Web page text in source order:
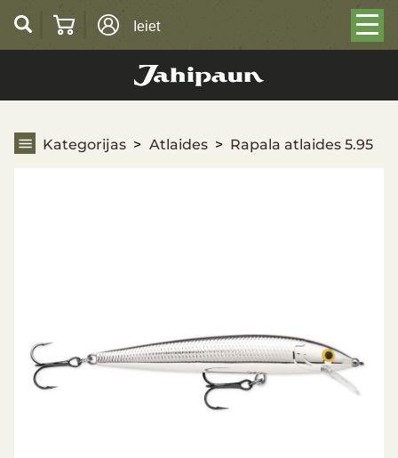
Ieiet
Kategorijas Atlaides Rapala atlaides 5.95